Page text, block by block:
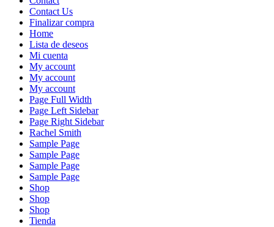
Contact Us
Finalizar compra
Home
Lista de deseos
Mi cuenta
My account
My account
My account
Page Full Width
Page Left Sidebar
Page Right Sidebar
Rachel Smith
Sample Page
Sample Page
Sample Page
Sample Page
Shop
Shop
Shop
Tienda